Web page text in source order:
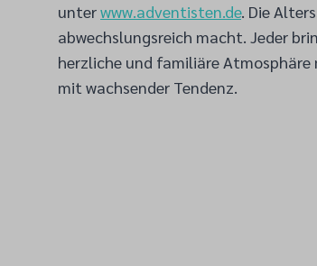
unterwww.adventisten.de. Die
abwechslungsreich macht. Jeder
herzliche und familiäre Atmosphäre
mit wachsender Tendenz.